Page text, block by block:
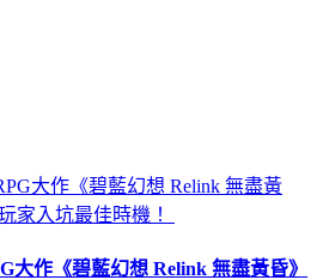
大作《碧藍幻想 Relink 無盡黃昏》